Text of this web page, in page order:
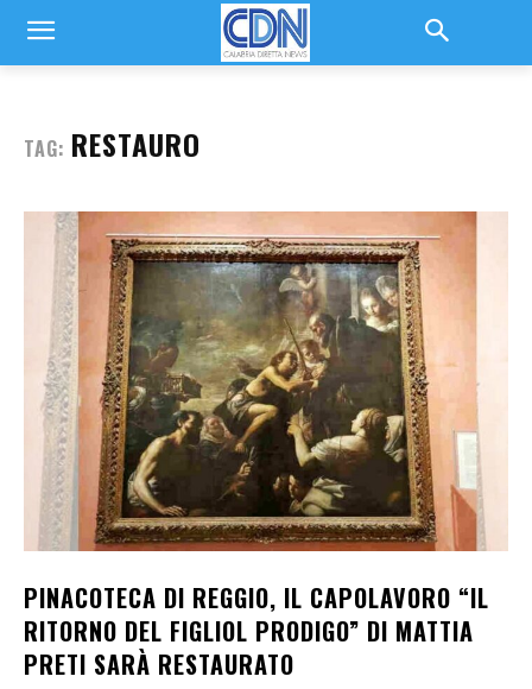
TAG: RESTAURO
PINACOTECA DI REGGIO, IL CAPOLAVORO “IL
RITORNO DEL FIGLIOL PRODIGO” DI MATTIA
PRETI SARÀ RESTAURATO